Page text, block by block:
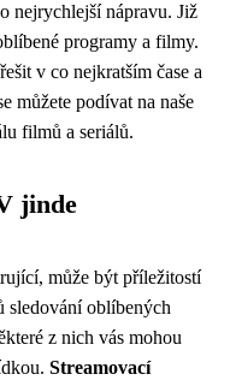
nejrychlejší nápravu. Již
programy a filmy.
v co nejkratším čase a
můžete podívat na naše
filmů a seriálů.
jinde
může být příležitostí
sledování oblíbených
z nich vás mohou
Streamovací